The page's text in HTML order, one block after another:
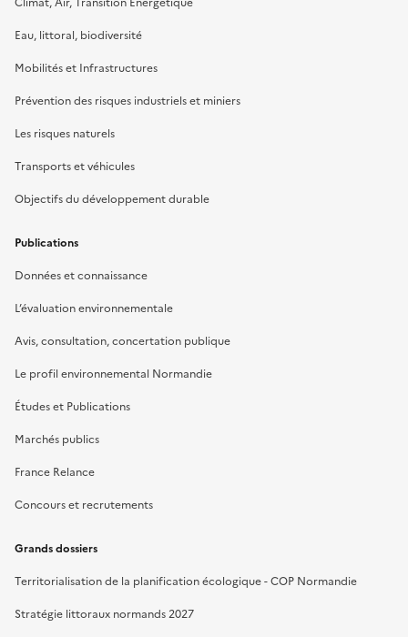
Eau, littoral, biodiversité
Mobilités et Infrastructures
Prévention des risques industriels et miniers
Les risques naturels
Transports et véhicules
Objectifs du développement durable
Publications
Données et connaissance
L’évaluation environnementale
Avis, consultation, concertation publique
Le profil environnemental Normandie
Études et Publications
Marchés publics
France Relance
Concours et recrutements
Grands dossiers
Territorialisation de la planification écologique - COP Normandie
Stratégie littoraux normands 2027